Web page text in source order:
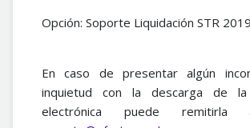
Opción: Soporte Liquidación STR 2019
En caso de presentar algún
inquietud con la descarga de la
electrónica puede remitirla